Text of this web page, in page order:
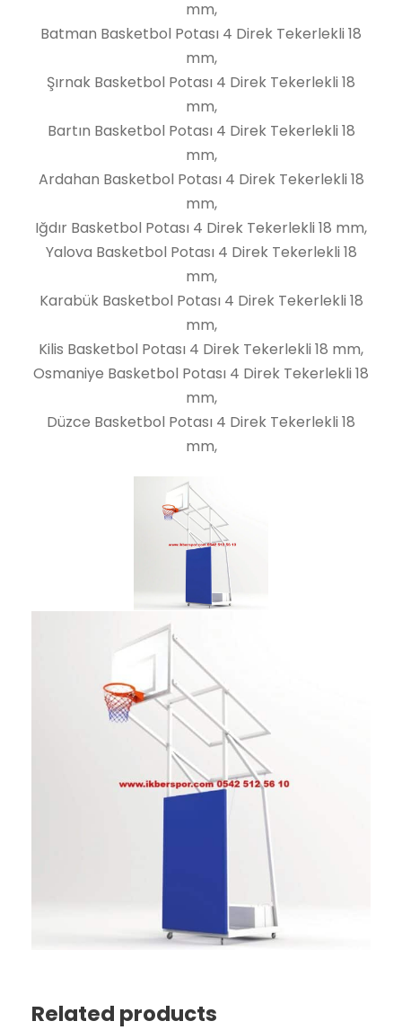
mm,
Batman Basketbol Potası 4 Direk Tekerlekli 18
mm,
Şırnak Basketbol Potası 4 Direk Tekerlekli 18
mm,
Bartın Basketbol Potası 4 Direk Tekerlekli 18
mm,
Ardahan Basketbol Potası 4 Direk Tekerlekli 18
mm,
Iğdır Basketbol Potası 4 Direk Tekerlekli 18 mm,
Yalova Basketbol Potası 4 Direk Tekerlekli 18
mm,
Karabük Basketbol Potası 4 Direk Tekerlekli 18
mm,
Kilis Basketbol Potası 4 Direk Tekerlekli 18 mm,
Osmaniye Basketbol Potası 4 Direk Tekerlekli 18
mm,
Düzce Basketbol Potası 4 Direk Tekerlekli 18
mm,
Related products